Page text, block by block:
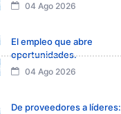
04 Ago 2026
El empleo que abre
oportunidades.
04 Ago 2026
De proveedores a líderes: